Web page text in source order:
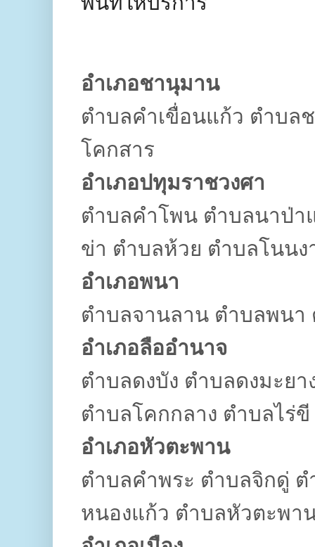
อำเภอชานุมาน
ตำบลคำเขื่อนแก้ว ตำบล
โคกสาร
อำเภอปทุมราชวงศา
ตำบลคำโพน ตำบลนาป่า
ข่า ตำบลห้วย ตำบลโนนง
อำเภอพนา
ตำบลจานลาน ตำบลพนา
อำเภอลืออำนาจ
ตำบลดงบัง ตำบลดงมะย
ตำบลโคกกลาง ตำบลไร่ขี
อำเภอหัวตะพาน
ตำบลคำพระ ตำบลจิกดู่
หนองแก้ว ตำบลหัวตะพา